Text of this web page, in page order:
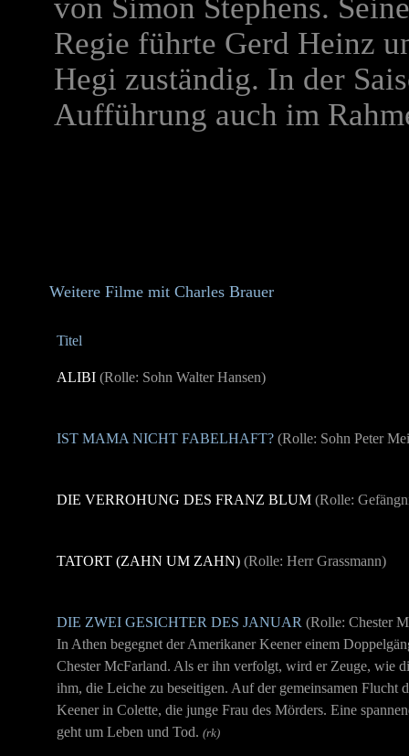
von Simon Stephens.
Regie führte Gerd Heinz
Hegi zuständig. In der
Aufführung auch im
Weitere Filme mit Charles Brauer
Titel
ALIBI (Rolle: Sohn Walter Hansen)
IST MAMA NICHT FABELHAFT? (Rolle: Sohn Peter
DIE VERROHUNG DES FRANZ BLUM (Rolle:
TATORT (ZAHN UM ZAHN) (Rolle: Herr Grassmann)
DIE ZWEI GESICHTER DES JANUAR (Rolle: Chester
In Athen begegnet der Amerikaner Keener einem
Chester McFarland. Als er ihn verfolgt, wird er Zeuge, wie
ihm, die Leiche zu beseitigen. Auf der gemeinsamen Flucht
Keener in Colette, die junge Frau des Mörders. Eine
geht um Leben und Tod. (rk)